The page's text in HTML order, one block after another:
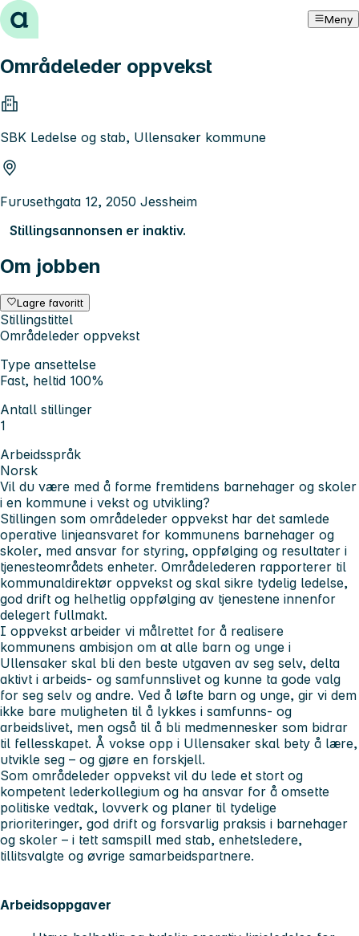
Hopp til innhold Meny
Områdeleder oppvekst
SBK Ledelse og stab, Ullensaker kommune
Furusethgata 12, 2050 Jessheim
Stillingsannonsen er inaktiv.
Om jobben
Lagre favoritt
Stillingstittel
Områdeleder oppvekst
Type ansettelse
Fast, heltid 100%
Antall stillinger
1
Arbeidsspråk
Norsk
Vil du være med å forme fremtidens barnehager og skoler
i en kommune i vekst og utvikling?
Stillingen som områdeleder oppvekst har det samlede
operative linjeansvaret for kommunens barnehager og
skoler, med ansvar for styring, oppfølging og resultater i
tjenesteområdets enheter. Områdelederen rapporterer til
kommunaldirektør oppvekst og skal sikre tydelig ledelse,
god drift og helhetlig oppfølging av tjenestene innenfor
delegert fullmakt.
I oppvekst arbeider vi målrettet for å realisere
kommunens ambisjon om at alle barn og unge i
Ullensaker skal bli den beste utgaven av seg selv, delta
aktivt i arbeids- og samfunnslivet og kunne ta gode valg
for seg selv og andre. Ved å løfte barn og unge, gir vi dem
ikke bare muligheten til å lykkes i samfunns- og
arbeidslivet, men også til å bli medmennesker som bidrar
til fellesskapet. Å vokse opp i Ullensaker skal bety å lære,
utvikle seg – og gjøre en forskjell.
Som områdeleder oppvekst vil du lede et stort og
kompetent lederkollegium og ha ansvar for å omsette
politiske vedtak, lovverk og planer til tydelige
prioriteringer, god drift og forsvarlig praksis i barnehager
og skoler – i tett samspill med stab, enhetsledere,
tillitsvalgte og øvrige samarbeidspartnere.
Arbeidsoppgaver